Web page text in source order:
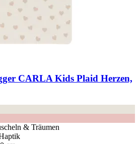
CARLA Kids Plaid Herzen,
& Träumen